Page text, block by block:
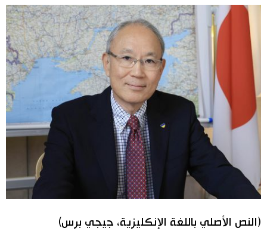
(النص الأصلي باللغة الإنكليزية، جيجي برس)